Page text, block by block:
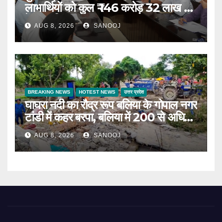
लाभार्थियों को कुल ₹ 146 करोड़ 32 लाख की
पेंशन राशि का किया भुगतान
AUG 8, 2026 SANOOJ
BREAKING NEWS HOTEST NEWS उत्तर प्रदेश
घाघरा नदी का रौद्र रूप बलिया के गोपाल नगर
टांडी में कहर बरपा, बलिया में 200 से अधिक
परिवार बेघर
AUG 8, 2026 SANOOJ